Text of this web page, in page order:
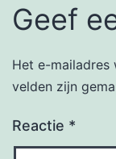
Geef
Het e-mailadres
velden zijn
Reactie *